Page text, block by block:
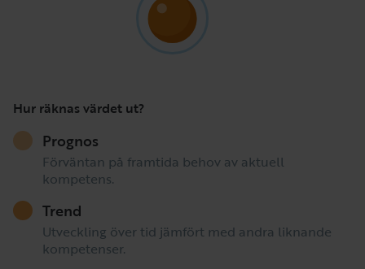
Hur räknas värdet ut?
Prognos
Förväntan på framtida behov av aktuell
kompetens.
Trend
Utveckling över tid jämfört med andra liknande
kompetenser.